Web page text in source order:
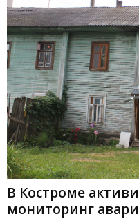
В Костроме
мониторинг